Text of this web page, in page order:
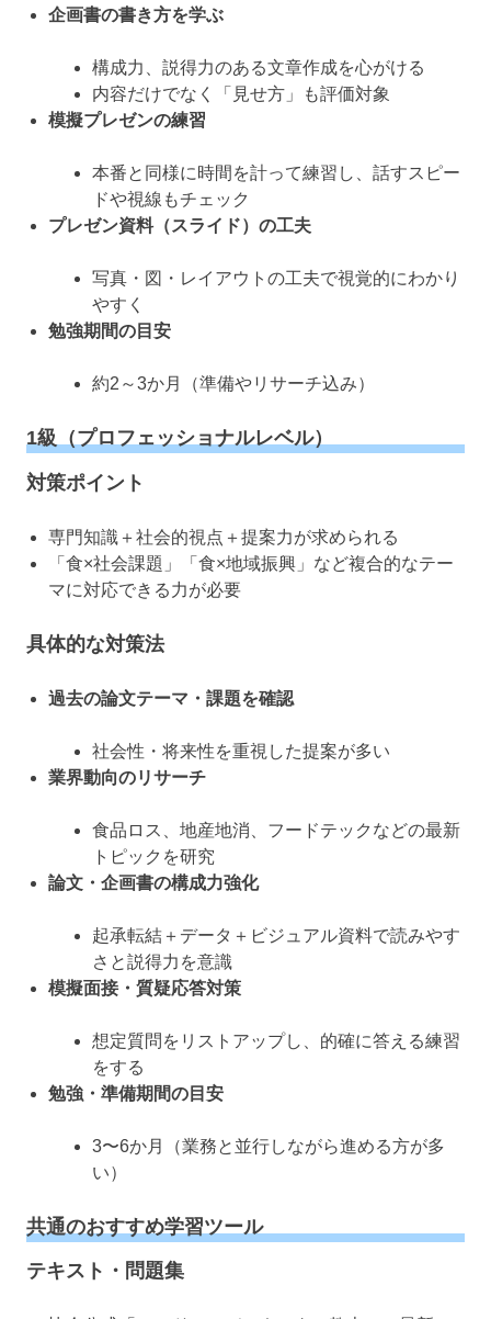
企画書の書き方を学ぶ
構成力、説得力のある文章作成を心がける
内容だけでなく「見せ方」も評価対象
模擬プレゼンの練習
本番と同様に時間を計って練習し、話すスピー
ドや視線もチェック
プレゼン資料（スライド）の工夫
写真・図・レイアウトの工夫で視覚的にわかり
やすく
勉強期間の目安
約2～3か月（準備やリサーチ込み）
1級（プロフェッショナルレベル）
対策ポイント
専門知識＋社会的視点＋提案力が求められる
「食×社会課題」「食×地域振興」など複合的なテー
マに対応できる力が必要
具体的な対策法
過去の論文テーマ・課題を確認
社会性・将来性を重視した提案が多い
業界動向のリサーチ
食品ロス、地産地消、フードテックなどの最新
トピックを研究
論文・企画書の構成力強化
起承転結＋データ＋ビジュアル資料で読みやす
さと説得力を意識
模擬面接・質疑応答対策
想定質問をリストアップし、的確に答える練習
をする
勉強・準備期間の目安
3〜6か月（業務と並行しながら進める方が多
い）
共通のおすすめ学習ツール
テキスト・問題集